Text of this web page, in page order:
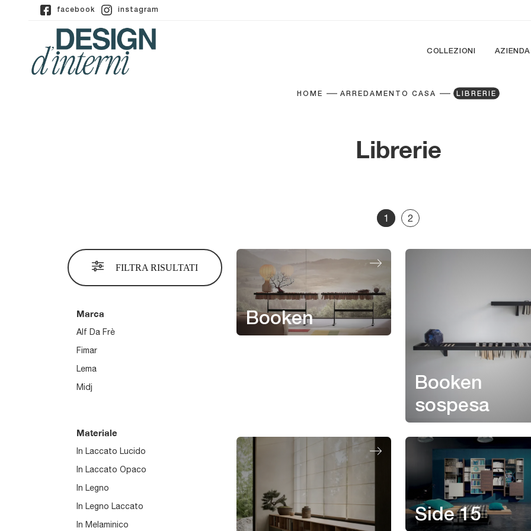
facebook instagram
COLLEZIONI AZIENDA
HOME ARREDAMENTO CASA LIBRERIE
Librerie
1 2
FILTRA RISULTATI
Marca
Alf Da Frè
Fimar
Lema
Midj
Materiale
In Laccato Lucido
In Laccato Opaco
In Legno
In Legno Laccato
In Melaminico
Booken
Booken
sospesa
Side 15